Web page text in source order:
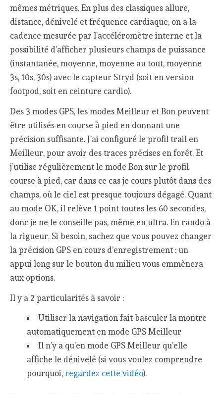
mêmes métriques. En plus des classiques allure,
distance, dénivelé et fréquence cardiaque, on a la
cadence mesurée par l’accéléromètre interne et la
possibilité d’afficher plusieurs champs de puissance
(instantanée, moyenne, moyenne au tout, moyenne
3s, 10s, 30s) avec le capteur Stryd (soit en version
footpod, soit en ceinture cardio).
Des 3 modes GPS, les modes Meilleur et Bon peuvent
être utilisés en course à pied en donnant une
précision suffisante. J’ai configuré le profil trail en
Meilleur, pour avoir des traces précises en forêt. Et
j’utilise régulièrement le mode Bon sur le profil
course à pied, car dans ce cas je cours plutôt dans des
champs, où le ciel est presque toujours dégagé. Quant
au mode OK, il relève 1 point toutes les 60 secondes,
donc je ne le conseille pas, même en ultra. En rando à
la rigueur. Si besoin, sachez que vous pouvez changer
la précision GPS en cours d’enregistrement : un
appui long sur le bouton du milieu vous emmènera
aux options.
Il y a 2 particularités à savoir :
Utiliser la navigation fait basculer la montre
automatiquement en mode GPS Meilleur
Il n’y a qu’en mode GPS Meilleur qu’elle
affiche le dénivelé (si vous voulez comprendre
pourquoi, regardez cette vidéo).